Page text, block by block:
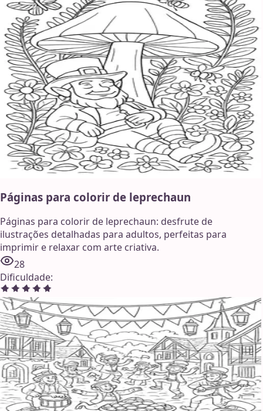
Páginas para colorir de leprechaun
Páginas para colorir de leprechaun: desfrute de
ilustrações detalhadas para adultos, perfeitas para
imprimir e relaxar com arte criativa.
28
Dificuldade: